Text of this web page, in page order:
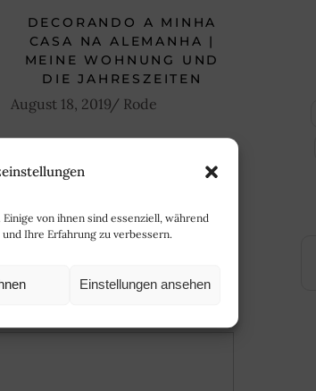
von ihnen sind essenziell, während
Ihre Erfahrung zu verbessern.
Einstellungen ansehen
DECORANDO A MINHA
CASA NA ALEMANHA |
MEINE WOHNUNG UND
DIE JAHRESZEITEN
August 18, 2019 Rode
POSTEN